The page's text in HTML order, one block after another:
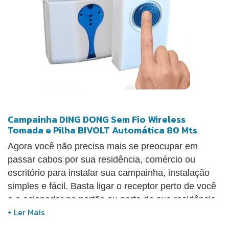
Campainha DING DONG Sem Fio Wireless
Tomada e Pilha BIVOLT Automática 80 Mts
Agora você não precisa mais se preocupar em
passar cabos por sua residência, comércio ou
escritório para instalar sua campainha, instalação
simples e fácil. Basta ligar o receptor perto de você
e o acionador no portão ou porta de sua residência,
comércio ou escritório. A Campainha sem fio tem